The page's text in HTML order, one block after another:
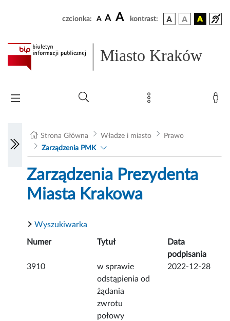
czcionka: A A A kontrast:
Miasto Kraków
Strona Główna Władze i miasto
Prawo
Zarządzenia PMK
Zarządzenia Prezydenta
Miasta Krakowa
Wyszukiwarka
Numer Tytuł
Data
podpisania
3910
w sprawie
odstąpienia od
żądania
zwrotu
połowy
2022-12-28